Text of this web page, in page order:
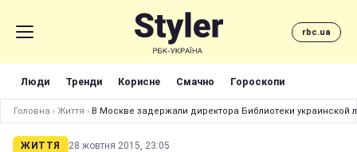
rbc.ua
Люди Тренди Корисне Смачно Гороскопи
Головна › Життя › В Москве задержали директора Библиотеки украинской
ЖИТТЯ 28 жовтня 2015, 23:05